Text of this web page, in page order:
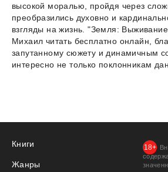
высокой моралью, пройдя через
преобразились духовно и
взгляды на жизнь. "Земля:
Михаил читать бесплатно онлайн,
запутанному сюжету и динамичным
интересно не только поклонникам
Книги
Жанры